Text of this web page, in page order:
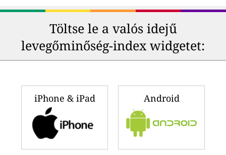
Töltse le a valós idejű
levegőminőség-index widgetet:
iPhone & iPad Android